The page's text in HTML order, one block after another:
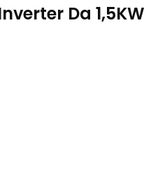
Da 1,5KW